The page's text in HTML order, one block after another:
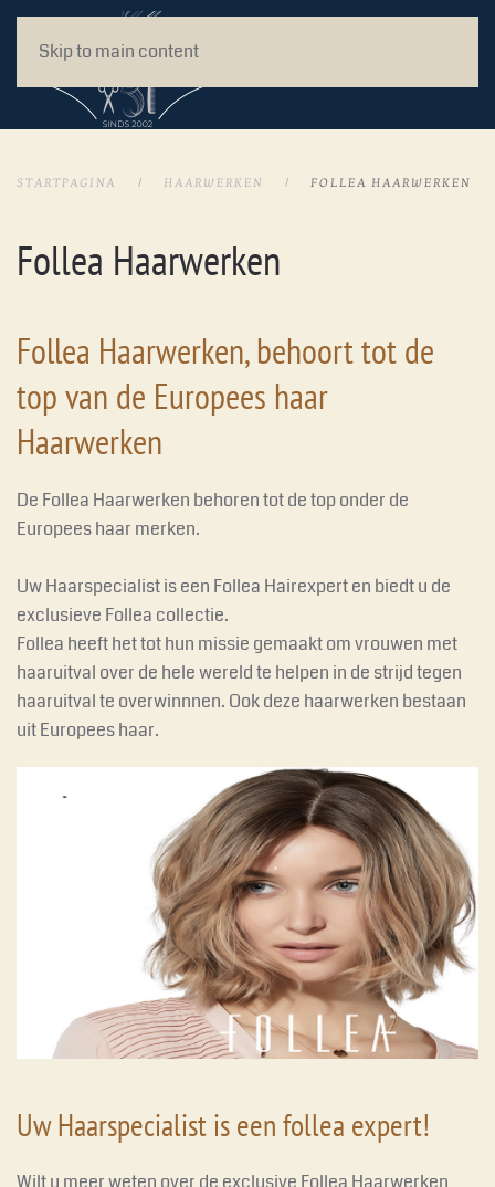
Skip to main content
STARTPAGINA HAARWERKEN FOLLEA HAARWERKEN
Follea Haarwerken
Follea Haarwerken, behoort tot de
top van de Europees haar
Haarwerken
De Follea Haarwerken behoren tot de top onder de
Europees haar merken.
Uw Haarspecialist is een Follea Hairexpert en biedt u de
exclusieve Follea collectie.
Follea heeft het tot hun missie gemaakt om vrouwen met
haaruitval over de hele wereld te helpen in de strijd tegen
haaruitval te overwinnnen. Ook deze haarwerken bestaan
uit Europees haar.
Uw Haarspecialist is een follea expert!